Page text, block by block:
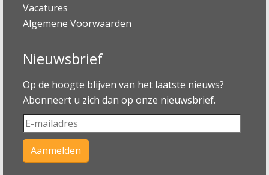
Vacatures
Algemene Voorwaarden
Nieuwsbrief
Op de hoogte blijven van het laatste nieuws?
Abonneert u zich dan op onze nieuwsbrief.